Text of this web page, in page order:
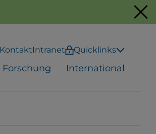
KontaktIntranet Quicklinks
Forschung International